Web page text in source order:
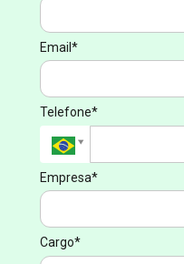
Email*
Telefone*
Empresa*
Cargo*